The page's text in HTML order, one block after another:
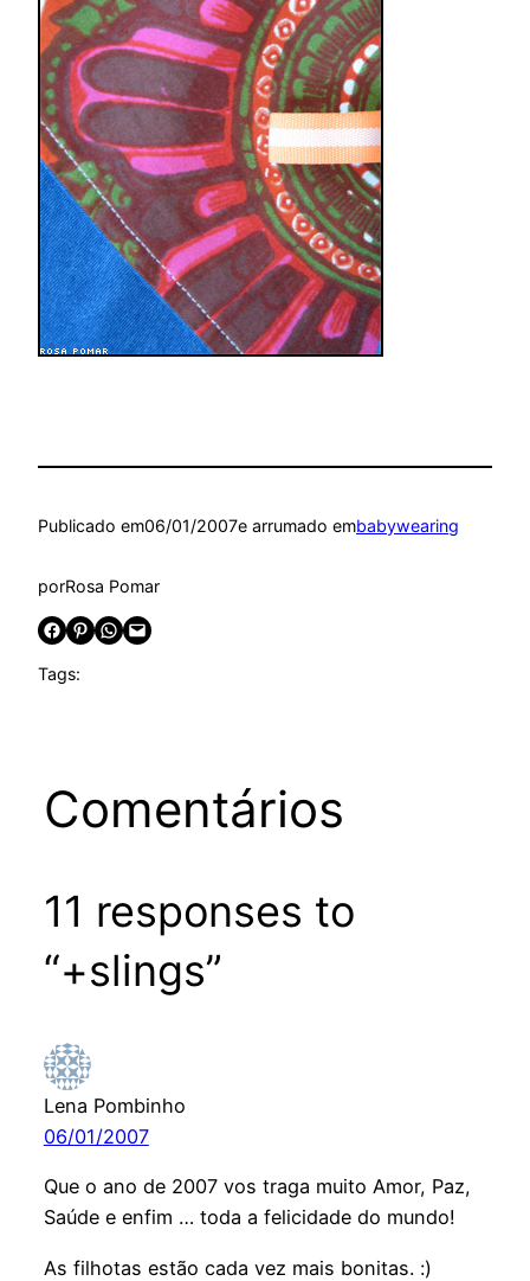
Publicado em06/01/2007e arrumado embabywearing
porRosa Pomar
Share on Facebook Share on Pinterest Share on WhatsApp Email this Page
Tags:
Comentários
11 responses to
“+slings”
Lena Pombinho
06/01/2007
Que o ano de 2007 vos traga muito Amor, Paz,
Saúde e enfim … toda a felicidade do mundo!
As filhotas estão cada vez mais bonitas. :)